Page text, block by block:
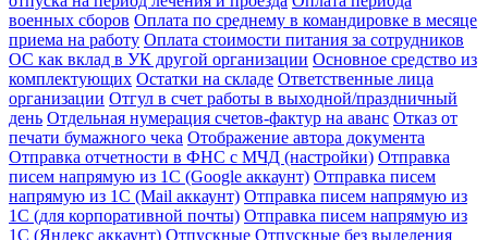
военных сборов Оплата по среднему в командировке в месяце
приема на работу Оплата стоимости питания за сотрудников
ОС как вклад в УК другой организации Основное средство из
комплектующих Остатки на складе Ответственные лица
организации Отгул в счет работы в выходной/праздничный
день Отдельная нумерация счетов-фактур на аванс Отказ от
печати бумажного чека Отображение автора документа
Отправка отчетности в ФНС с МЧД (настройки) Отправка
писем напрямую из 1С (Google аккаунт) Отправка писем
напрямую из 1С (Mail аккаунт) Отправка писем напрямую из
1С (для корпоративной почты) Отправка писем напрямую из
1С (Яндекс аккаунт) Отпускные Отпускные без выделения